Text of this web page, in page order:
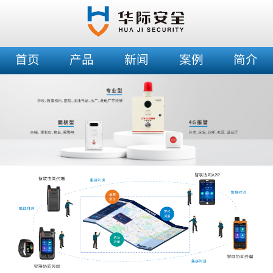
首页 产品 新闻 案例 简介